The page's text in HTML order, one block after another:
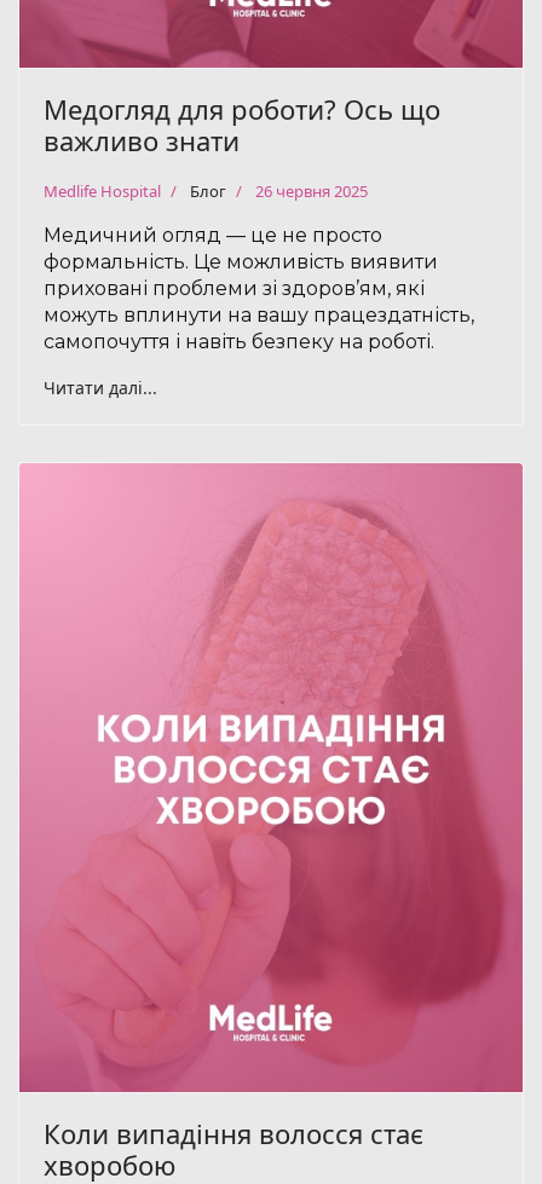
Медогляд для роботи? Ось що
важливо знати
Medlife Hospital Блог 26 червня 2025
Медичний огляд — це не просто
формальність. Це можливість виявити
приховані проблеми зі здоров’ям, які
можуть вплинути на вашу працездатність,
самопочуття і навіть безпеку на роботі.
Читати далі...
Коли випадіння волосся стає
хворобою